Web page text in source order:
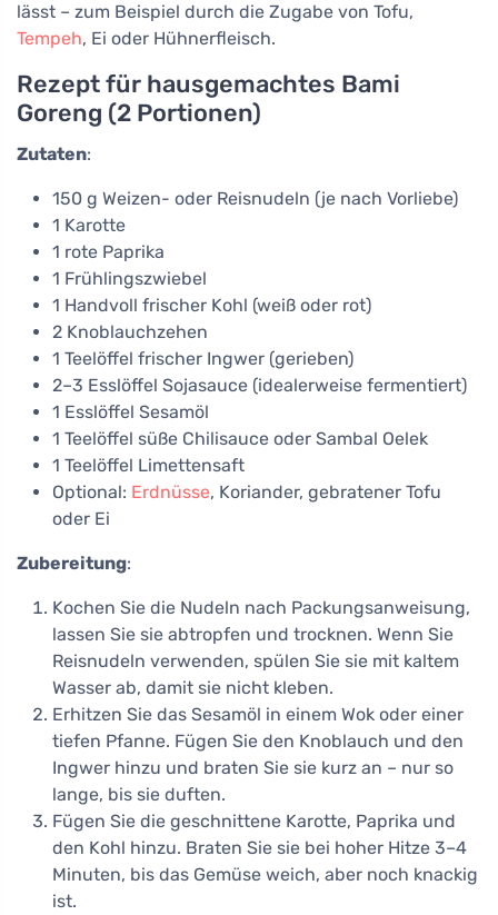
lässt – zum Beispiel durch die Zugabe von Tofu,
Tempeh, Ei oder Hühnerfleisch.
Rezept für hausgemachtes Bami
Goreng (2 Portionen)
Zutaten:
150 g Weizen- oder Reisnudeln (je nach Vorliebe)
1 Karotte
1 rote Paprika
1 Frühlingszwiebel
1 Handvoll frischer Kohl (weiß oder rot)
2 Knoblauchzehen
1 Teelöffel frischer Ingwer (gerieben)
2–3 Esslöffel Sojasauce (idealerweise fermentiert)
1 Esslöffel Sesamöl
1 Teelöffel süße Chilisauce oder Sambal Oelek
1 Teelöffel Limettensaft
Optional: Erdnüsse, Koriander, gebratener Tofu
oder Ei
Zubereitung:
Kochen Sie die Nudeln nach Packungsanweisung,
lassen Sie sie abtropfen und trocknen. Wenn Sie
Reisnudeln verwenden, spülen Sie sie mit kaltem
Wasser ab, damit sie nicht kleben.
Erhitzen Sie das Sesamöl in einem Wok oder einer
tiefen Pfanne. Fügen Sie den Knoblauch und den
Ingwer hinzu und braten Sie sie kurz an – nur so
lange, bis sie duften.
Fügen Sie die geschnittene Karotte, Paprika und
den Kohl hinzu. Braten Sie sie bei hoher Hitze 3–4
Minuten, bis das Gemüse weich, aber noch knackig
ist.